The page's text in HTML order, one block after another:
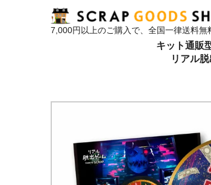
7,000円以上のご購入で、全国一律送料無
キット通販
リアル